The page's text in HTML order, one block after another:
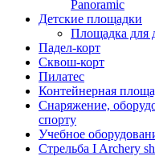
Panoramic
Детские площадки
Площадка для
Падел-корт
Сквош-корт
Пилатес
Контейнерная
Снаряжение,
спорту
Учебное
Стрельба I Archery